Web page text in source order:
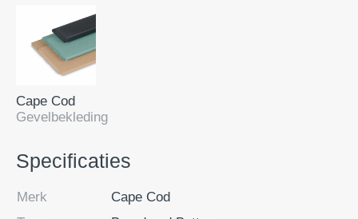
Cape Cod
Gevelbekleding
Specificaties
Merk
Cape Cod